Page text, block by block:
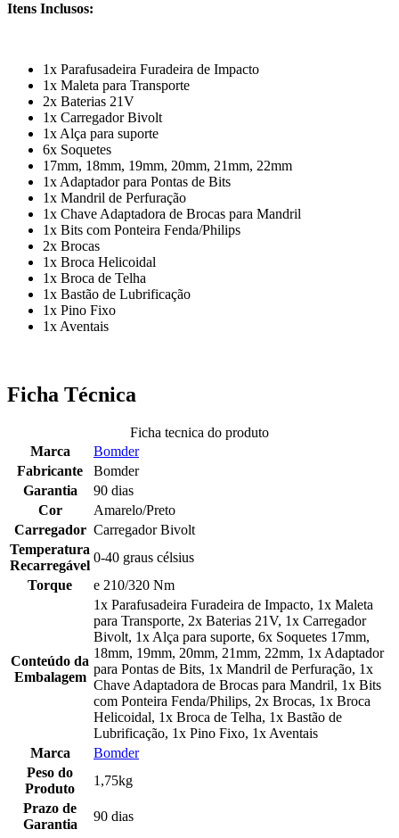
Itens Inclusos:
1x Parafusadeira Furadeira de Impacto
1x Maleta para Transporte
2x Baterias 21V
1x Carregador Bivolt
1x Alça para suporte
6x Soquetes
17mm, 18mm, 19mm, 20mm, 21mm, 22mm
1x Adaptador para Pontas de Bits
1x Mandril de Perfuração
1x Chave Adaptadora de Brocas para Mandril
1x Bits com Ponteira Fenda/Philips
2x Brocas
1x Broca Helicoidal
1x Broca de Telha
1x Bastão de Lubrificação
1x Pino Fixo
1x Aventais
Ficha Técnica
Ficha tecnica do produto
Marca
Bomder
Fabricante
Bomder
Garantia
90 dias
Cor
Amarelo/Preto
Carregador Carregador Bivolt
Temperatura
Recarregável
0-40 graus célsius
Torque
e 210/320 Nm
Conteúdo da
Embalagem
1x Parafusadeira Furadeira de Impacto, 1x Maleta
para Transporte, 2x Baterias 21V, 1x Carregador
Bivolt, 1x Alça para suporte, 6x Soquetes 17mm,
18mm, 19mm, 20mm, 21mm, 22mm, 1x Adaptador
para Pontas de Bits, 1x Mandril de Perfuração, 1x
Chave Adaptadora de Brocas para Mandril, 1x Bits
com Ponteira Fenda/Philips, 2x Brocas, 1x Broca
Helicoidal, 1x Broca de Telha, 1x Bastão de
Lubrificação, 1x Pino Fixo, 1x Aventais
Marca
Bomder
Peso do
Produto
1,75kg
Prazo de
Garantia
90 dias